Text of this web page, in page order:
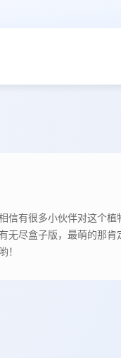
有很多小伙伴对这个
尽盒子版，最萌的那